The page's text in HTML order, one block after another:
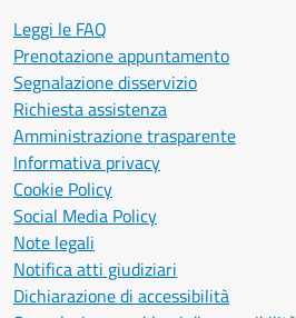
Leggi le FAQ
Prenotazione appuntamento
Segnalazione disservizio
Richiesta assistenza
Amministrazione trasparente
Informativa privacy
Cookie Policy
Social Media Policy
Note legali
Notifica atti giudiziari
Dichiarazione di accessibilità